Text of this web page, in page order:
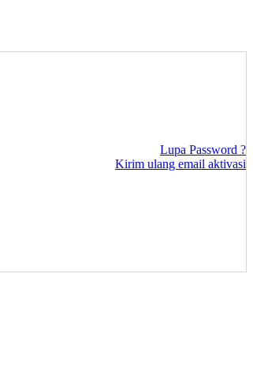
Lupa Password ?
Kirim ulang email aktivasi